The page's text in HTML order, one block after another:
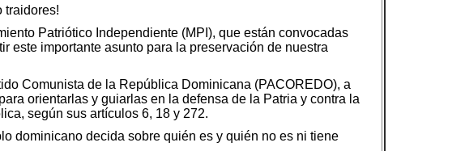
traidores!
Patriótico Independiente (MPI), que están convocadas
este importante asunto para la preservación de nuestra
Comunista de la República Dominicana (PACOREDO), a
orientarlas y guiarlas en la defensa de la Patria y contra la
según sus artículos 6, 18 y 272.
dominicano decida sobre quién es y quién no es ni tiene